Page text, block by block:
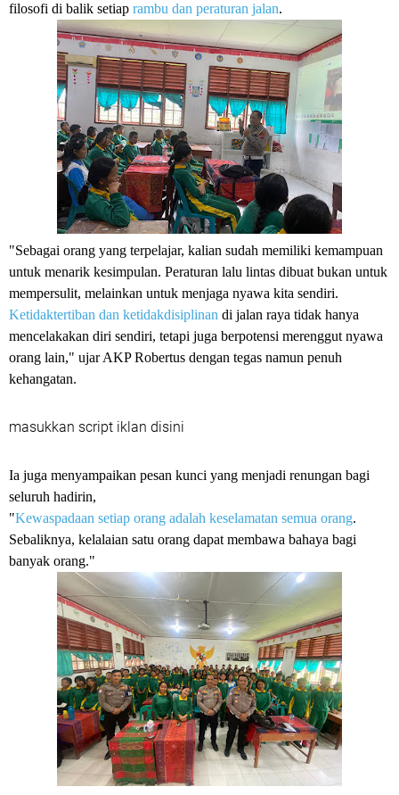
filosofi di balik setiap rambu dan peraturan jalan.
"Sebagai orang yang terpelajar, kalian sudah memiliki kemampuan
untuk menarik kesimpulan. Peraturan lalu lintas dibuat bukan untuk
mempersulit, melainkan untuk menjaga nyawa kita sendiri.
Ketidaktertiban dan ketidakdisiplinan di jalan raya tidak hanya
mencelakakan diri sendiri, tetapi juga berpotensi merenggut nyawa
orang lain," ujar AKP Robertus dengan tegas namun penuh
kehangatan.
masukkan script iklan disini
Ia juga menyampaikan pesan kunci yang menjadi renungan bagi
seluruh hadirin,
"Kewaspadaan setiap orang adalah keselamatan semua orang.
Sebaliknya, kelalaian satu orang dapat membawa bahaya bagi
banyak orang."